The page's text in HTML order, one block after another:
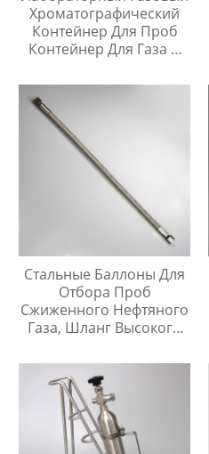
Хроматографический
Контейнер Для Проб
Контейнер Для Газа И
Инъекций
Стальные Баллоны Для
Отбора Проб
Сжиженного Нефтяного
Газа, Шланг Высокого
Метр